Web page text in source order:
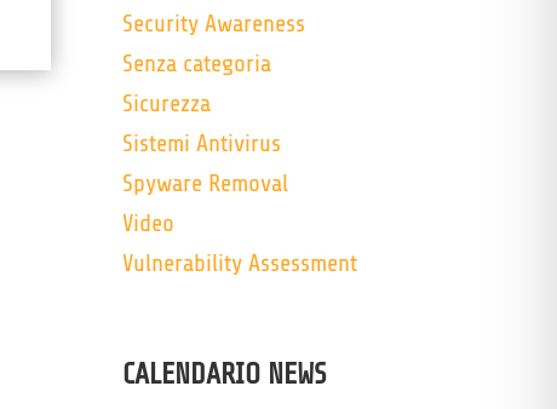
Security Awareness
Senza categoria
Sicurezza
Sistemi Antivirus
Spyware Removal
Video
Vulnerability Assessment
CALENDARIO NEWS